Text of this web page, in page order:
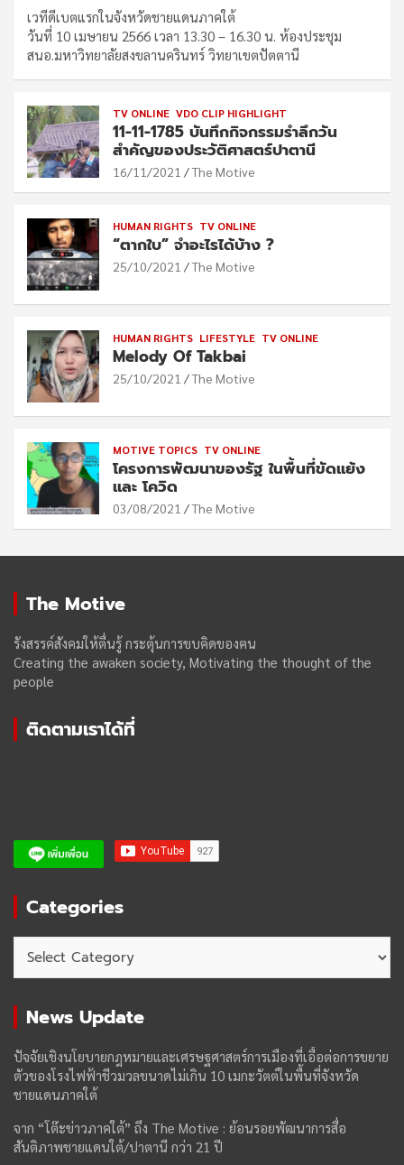
เวทีดีเบตแรกในจังหวัดชายแดนภาคใต้
วันที่ 10 เมษายน 2566 เวลา 13.30 – 16.30 น. ห้องประชุม
สนอ.มหาวิทยาลัยสงขลานครินทร์ วิทยาเขตปัตตานี
TV ONLINE VDO CLIP HIGHLIGHT
11-11-1785 บันทึกกิจกรรมรำลึกวัน
สำคัญของประวัติศาสตร์ปาตานี
16/11/2021 The Motive
HUMAN RIGHTS TV ONLINE
“ตากใบ” จำอะไรได้บ้าง ?
25/10/2021 The Motive
HUMAN RIGHTS LIFESTYLE TV ONLINE
Melody Of Takbai
25/10/2021 The Motive
MOTIVE TOPICS TV ONLINE
โครงการพัฒนาของรัฐ ในพื้นที่ขัดแย้ง
และ โควิด
03/08/2021 The Motive
The Motive
รังสรรค์สังคมให้ตื่นรู้ กระตุ้นการขบคิดของฅน
Creating the awaken society, Motivating the thought of the
people
ติดตามเราได้ที่
Categories
News Update
ปัจจัยเชิงนโยบายกฎหมายและเศรษฐศาสตร์การเมืองที่เอื้อต่อการขยาย
ตัวของโรงไฟฟ้าชีวมวลขนาดไม่เกิน 10 เมกะวัตต์ในพื้นที่จังหวัด
ชายแดนภาคใต้
จาก “โต๊ะข่าวภาคใต้” ถึง The Motive : ย้อนรอยพัฒนาการสื่อ
สันติภาพชายแดนใต้/ปาตานี กว่า 21 ปี